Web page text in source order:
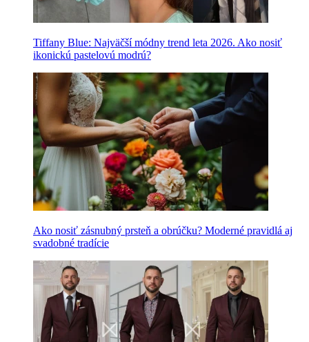
Tiffany Blue: Najväčší módny trend leta 2026. Ako nosiť
ikonickú pastelovú modrú?
Ako nosiť zásnubný prsteň a obrúčku? Moderné pravidlá aj
svadobné tradície